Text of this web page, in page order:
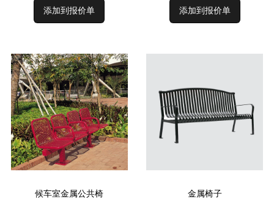
添加到报价单 添加到报价单
候车室金属公共椅 金属椅子